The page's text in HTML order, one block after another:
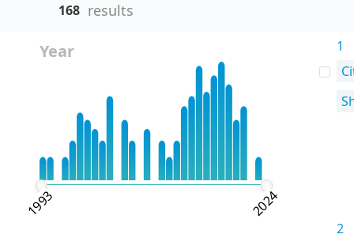
168 results
Year
1993 2024
1
2